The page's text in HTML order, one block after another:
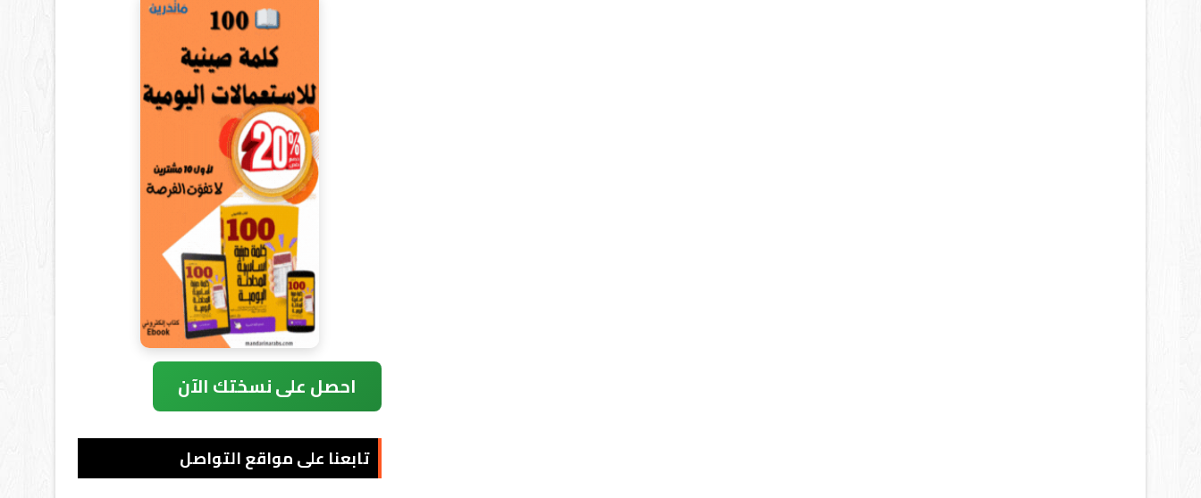
احصل على نسختك الآن
تابعنا على مواقع التواصل